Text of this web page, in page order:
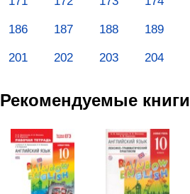
186 187 188 189
201 202 203 204
Рекомендуемые книги